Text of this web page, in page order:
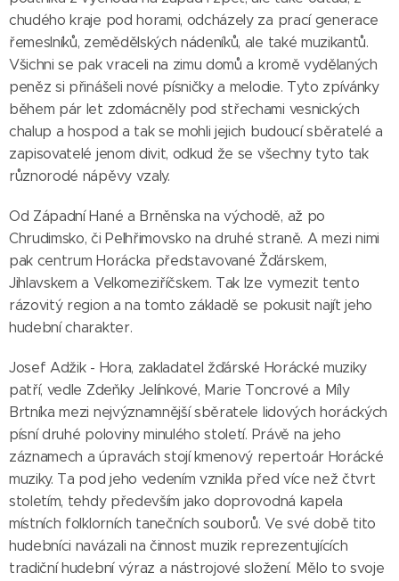
chudého kraje pod horami, odcházely za prací generace
řemeslníků, zemědělských nádeníků, ale také muzikantů.
Všichni se pak vraceli na zimu domů a kromě vydělaných
peněz si přinášeli nové písničky a melodie. Tyto zpívánky
během pár let zdomácněly pod střechami vesnických
chalup a hospod a tak se mohli jejich budoucí sběratelé a
zapisovatelé jenom divit, odkud že se všechny tyto tak
různorodé nápěvy vzaly.
Od Západní Hané a Brněnska na východě, až po
Chrudimsko, či Pelhřimovsko na druhé straně. A mezi nimi
pak centrum Horácka představované Žďárskem,
Jihlavskem a Velkomeziříčskem. Tak lze vymezit tento
rázovitý region a na tomto základě se pokusit najít jeho
hudební charakter.
Josef Adžik - Hora, zakladatel žďárské Horácké muziky
patří, vedle Zdeňky Jelínkové, Marie Toncrové a Míly
Brtníka mezi nejvýznamnější sběratele lidových horáckých
písní druhé poloviny minulého století. Právě na jeho
záznamech a úpravách stojí kmenový repertoár Horácké
muziky. Ta pod jeho vedením vznikla před více než čtvrt
stoletím, tehdy především jako doprovodná kapela
místních folklorních tanečních souborů. Ve své době tito
hudebníci navázali na činnost muzik reprezentujících
tradiční hudební výraz a nástrojové složení. Mělo to svoje